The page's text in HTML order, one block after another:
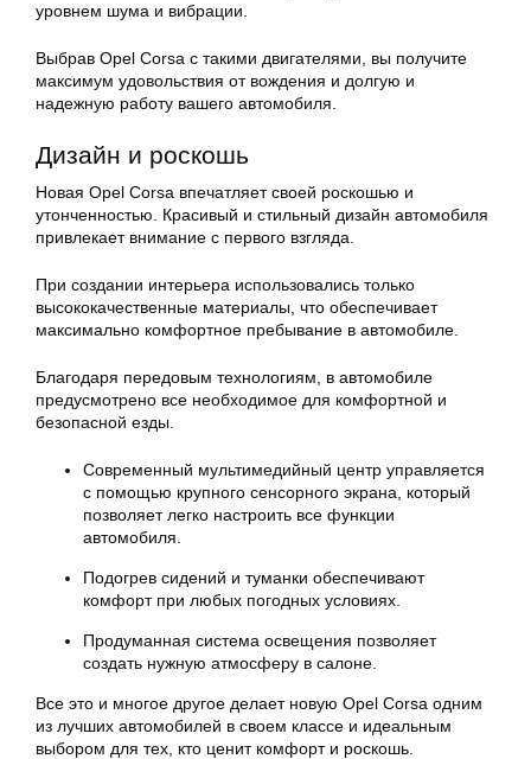
уровнем шума и вибрации.
Выбрав Opel Corsa с такими двигателями, вы получите
максимум удовольствия от вождения и долгую и
надежную работу вашего автомобиля.
Дизайн и роскошь
Новая Opel Corsa впечатляет своей роскошью и
утонченностью. Красивый и стильный дизайн автомобиля
привлекает внимание с первого взгляда.
При создании интерьера использовались только
высококачественные материалы, что обеспечивает
максимально комфортное пребывание в автомобиле.
Благодаря передовым технологиям, в автомобиле
предусмотрено все необходимое для комфортной и
безопасной езды.
Современный мультимедийный центр управляется
с помощью крупного сенсорного экрана, который
позволяет легко настроить все функции
автомобиля.
Подогрев сидений и туманки обеспечивают
комфорт при любых погодных условиях.
Продуманная система освещения позволяет
создать нужную атмосферу в салоне.
Все это и многое другое делает новую Opel Corsa одним
из лучших автомобилей в своем классе и идеальным
выбором для тех, кто ценит комфорт и роскошь.